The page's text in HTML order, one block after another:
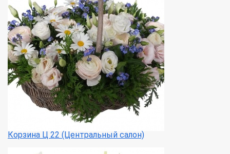
Корзина Ц 22 (Центральный салон)